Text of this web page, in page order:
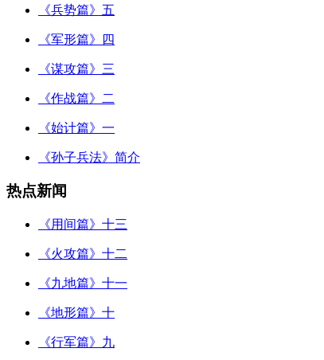
《兵势篇》五
《军形篇》四
《谋攻篇》三
《作战篇》二
《始计篇》一
《孙子兵法》简介
热点新闻
《用间篇》十三
《火攻篇》十二
《九地篇》十一
《地形篇》十
《行军篇》九